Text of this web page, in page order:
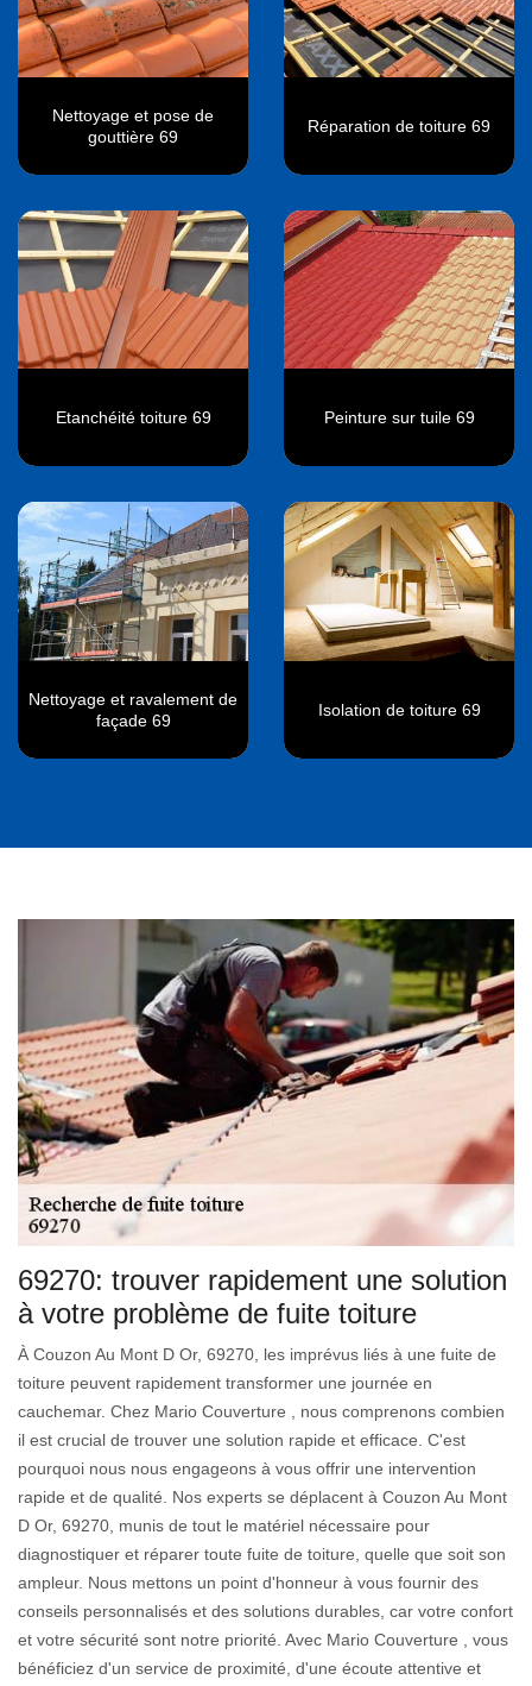
Nettoyage et pose de
gouttière 69
Réparation de toiture 69
Etanchéité toiture 69 Peinture sur tuile 69
Nettoyage et ravalement de
façade 69
Isolation de toiture 69
69270: trouver rapidement une solution
à votre problème de fuite toiture
À Couzon Au Mont D Or, 69270, les imprévus liés à une fuite de
toiture peuvent rapidement transformer une journée en
cauchemar. Chez Mario Couverture , nous comprenons combien
il est crucial de trouver une solution rapide et efficace. C'est
pourquoi nous nous engageons à vous offrir une intervention
rapide et de qualité. Nos experts se déplacent à Couzon Au Mont
D Or, 69270, munis de tout le matériel nécessaire pour
diagnostiquer et réparer toute fuite de toiture, quelle que soit son
ampleur. Nous mettons un point d'honneur à vous fournir des
conseils personnalisés et des solutions durables, car votre confort
et votre sécurité sont notre priorité. Avec Mario Couverture , vous
bénéficiez d'un service de proximité, d'une écoute attentive et